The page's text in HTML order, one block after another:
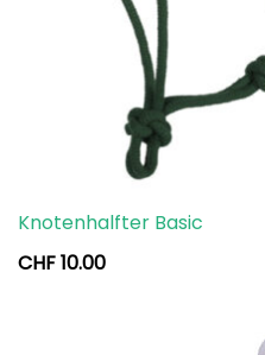
Knotenhalfter Basic
CHF10.00